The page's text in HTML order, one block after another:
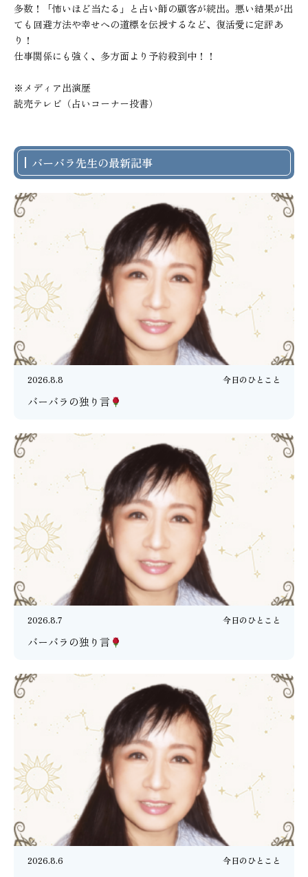
多数！「怖いほど当たる」と占い師の顧客が続出。悪い結果が出
ても回避方法や幸せへの道標を伝授するなど、復活愛に定評あ
り！
仕事関係にも強く、多方面より予約殺到中！！
※メディア出演歴
読売テレビ（占いコーナー投書）
バーバラ先生の最新記事
2026.8.8 今日のひとこと
バーバラの独り言
2026.8.7 今日のひとこと
バーバラの独り言
2026.8.6 今日のひとこと